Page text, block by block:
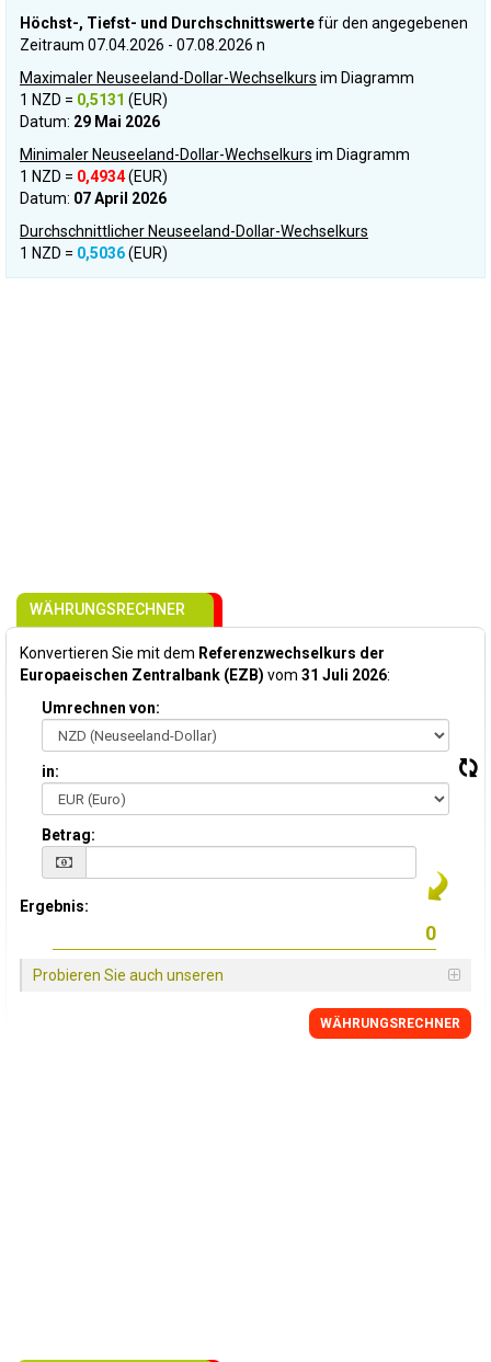
Höchst-, Tiefst- und Durchschnittswertefür den angegebenen
Zeitraum 07.04.2026 - 07.08.2026 n
Maximaler Neuseeland-Dollar-Wechselkurs im Diagramm
1 NZD = 0,5131 (EUR)
Datum: 29 Mai 2026
Minimaler Neuseeland-Dollar-Wechselkurs im Diagramm
1 NZD = 0,4934(EUR)
Datum: 07 April 2026
Durchschnittlicher Neuseeland-Dollar-Wechselkurs
1 NZD = 0,5036(EUR)
WÄHRUNGSRECHNER
Konvertieren Sie mit dem Referenzwechselkurs der
Europaeischen Zentralbank (EZB) vom 31 Juli 2026:
Umrechnen von:
in:
Betrag:
Ergebnis:
Probieren Sie auch unseren
WÄHRUNGSRECHNER